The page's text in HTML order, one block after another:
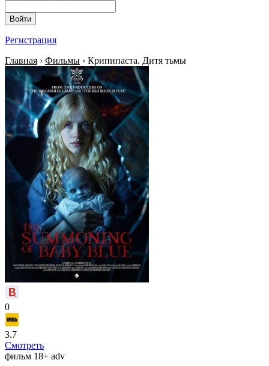
Войти
Регистрация
Главная › Фильмы › Крипипаста. Дитя тьмы
0
3.7
Смотреть
фильм 18+ adv